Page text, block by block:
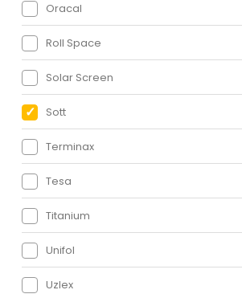
Oracal
Roll Space
Solar Screen
Sott
Terminax
Tesa
Titanium
Unifol
Uzlex